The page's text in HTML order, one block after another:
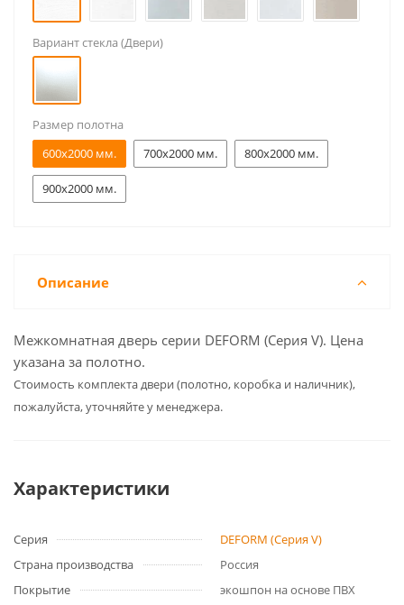
Вариант стекла (Двери)
Размер полотна
600x2000 мм.
700x2000 мм. 800x2000 мм.
900x2000 мм.
Описание
Межкомнатная дверь серии DEFORM (Серия V). Цена
указана за полотно.
Cтоимость комплекта двери (полотно, коробка и наличник),
пожалуйста, уточняйте у менеджера.
Характеристики
Серия
DEFORM (Серия V)
Страна производства
Россия
Покрытие
экошпон на основе ПВХ